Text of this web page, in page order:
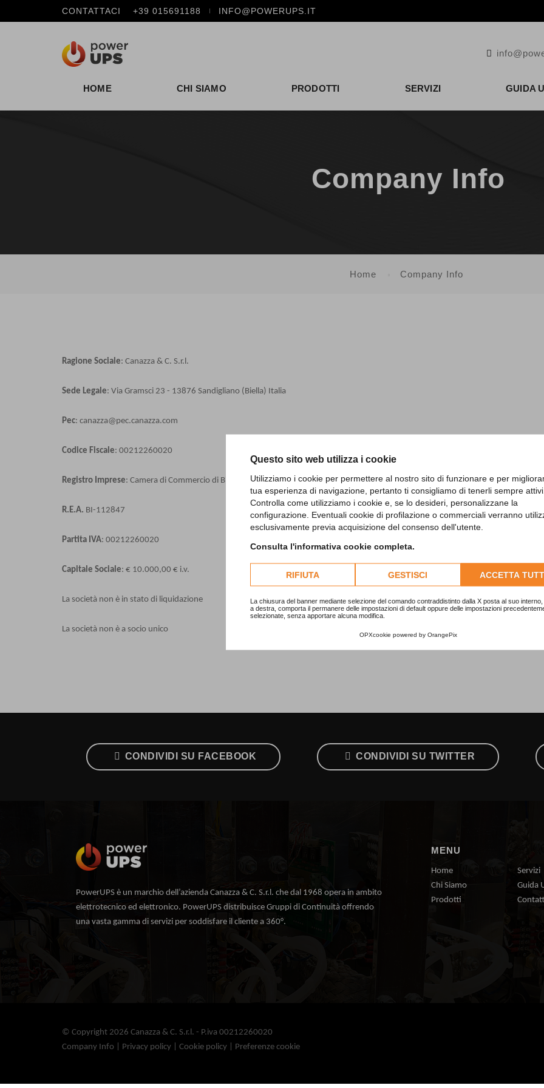
Questo sito web utilizza i cookie
Utilizziamo i cookie per permettere al nostro sito di funzionare e per
tua esperienza di navigazione, pertanto ti consigliamo di tenerli sempre attivi.
Controlla come utilizziamo i cookie e, se lo desideri, personalizzane la
configurazione. Eventuali cookie di profilazione o commerciali verranno
esclusivamente previa acquisizione del consenso dell'utente.
Consulta l'informativa cookie completa.
RIFIUTA GESTISCI ACCETTA
La chiusura del banner mediante selezione del comando contraddistinto dalla X posta al suo interno,
a destra, comporta il permanere delle impostazioni di default oppure delle impostazioni
selezionate, senza apportare alcuna modifica.
OPXcookie powered by OrangePix
CONTATTACI +39 015691188 INFO@POWERUPS.IT
HOME CHI SIAMO PRODOTTI SERVIZI GUIDA
Company Info
Home Company Info
Ragione Sociale: Canazza & C. S.r.l.
Sede Legale: Via Gramsci 23 - 13876 Sandigliano (Biella) Italia
Pec: canazza@pec.canazza.com
Codice Fiscale: 00212260020
Registro Imprese: Camera di Commercio di Biella e Vercelli
R.E.A. BI-112847
Partita IVA: 00212260020
Capitale Sociale: € 10.000,00 € i.v.
La società non è in stato di liquidazione
La società non è a socio unico
CONDIVIDI SU FACEBOOK CONDIVIDI SU TWITTER
PowerUPS è un marchio dell’azienda Canazza & C. S.r.l. che dal 1968 opera in ambito
elettrotecnico ed elettronico. PowerUPS distribuisce Gruppi di Continuità offrendo
una vasta gamma di servizi per soddisfare il cliente a 360°.
MENU
Home
Chi Siamo
Prodotti
Servizi
Guida
© Copyright 2026 Canazza & C. S.r.l. - P.iva 00212260020
Company Info
Privacy policy Cookie policy Preferenze cookie